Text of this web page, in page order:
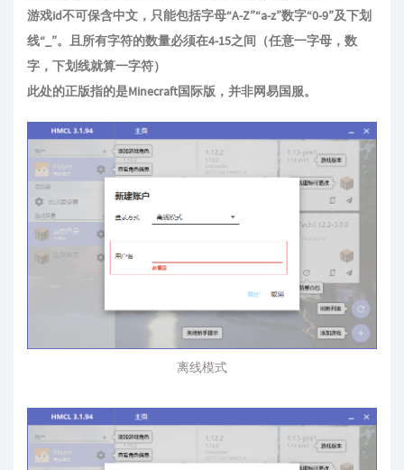
游戏id不可保含中文，只能包括字母“A-Z”“a-z”数字“0-9”及下划
线“_”。且所有字符的数量必须在4-15之间（任意一字母，数
字，下划线就算一字符）
此处的正版指的是Minecraft国际版，并非网易国服。
离线模式